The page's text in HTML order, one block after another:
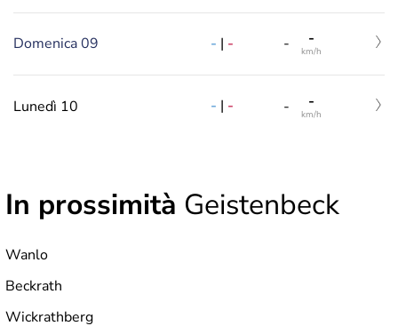
Domenica 09 - | - - -
km/h
Lunedì 10 - | - - -
km/h
In prossimità Geistenbeck
Wanlo
Beckrath
Wickrathberg